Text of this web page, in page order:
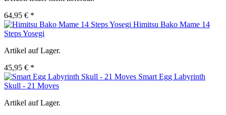
64,95 € *
Himitsu Bako Mame 14
Steps Yosegi
Artikel auf Lager.
45,95 € *
Smart Egg Labyrinth
Skull - 21 Moves
Artikel auf Lager.